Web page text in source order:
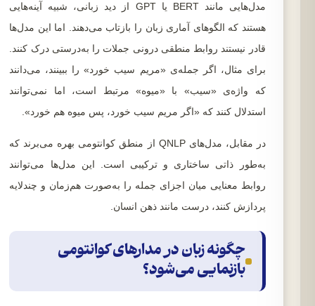
مدل‌هایی مانند BERT یا GPT از دید زبانی، شبیه آینه‌هایی
هستند که الگوهای آماری زبان را بازتاب می‌دهند. اما این مدل‌ها
قادر نیستند روابط منطقی درونی جملات را به‌درستی درک کنند.
برای مثال، اگر جمله‌ی «مریم سیب خورد» را ببینند، می‌دانند
که واژه‌ی «سیب» با «میوه» مرتبط است، اما نمی‌توانند
استدلال کنند که «اگر مریم سیب خورد، پس میوه هم خورد».
در مقابل، مدل‌های QNLP از منطق کوانتومی بهره می‌برند که
به‌طور ذاتی ساختاری و ترکیبی است. این مدل‌ها می‌توانند
روابط معنایی میان اجزای جمله را به‌صورت هم‌زمان و چندلایه
پردازش کنند، درست مانند ذهن انسان.
چگونه زبان در مدارهای کوانتومی
بازنمایی می‌شود؟